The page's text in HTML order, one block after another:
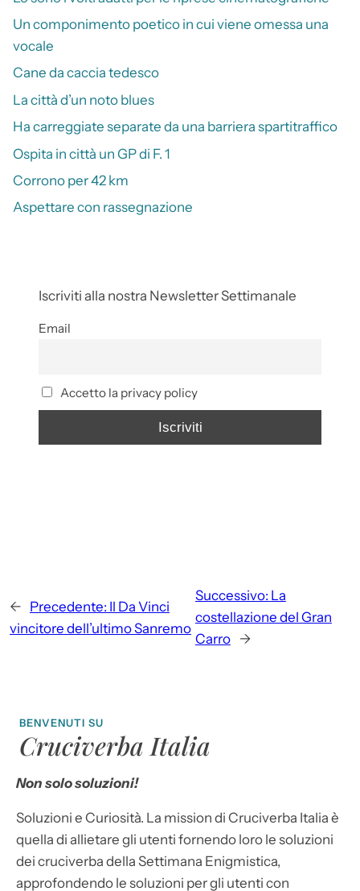
Un componimento poetico in cui viene omessa una
vocale
Cane da caccia tedesco
La città d’un noto blues
Ha carreggiate separate da una barriera spartitraffico
Ospita in città un GP di F. 1
Corrono per 42 km
Aspettare con rassegnazione
Iscriviti alla nostra Newsletter Settimanale
Email
Accetto la privacy policy
← Precedente: Il Da Vinci
vincitore dell’ultimo Sanremo
Successivo: La
costellazione del Gran
Carro
→
BENVENUTI SU
Cruciverba Italia
Non solo soluzioni!
Soluzioni e Curiosità. La mission di Cruciverba Italia è
quella di allietare gli utenti fornendo loro le soluzioni
dei cruciverba della Settimana Enigmistica,
approfondendo le soluzioni per gli utenti con